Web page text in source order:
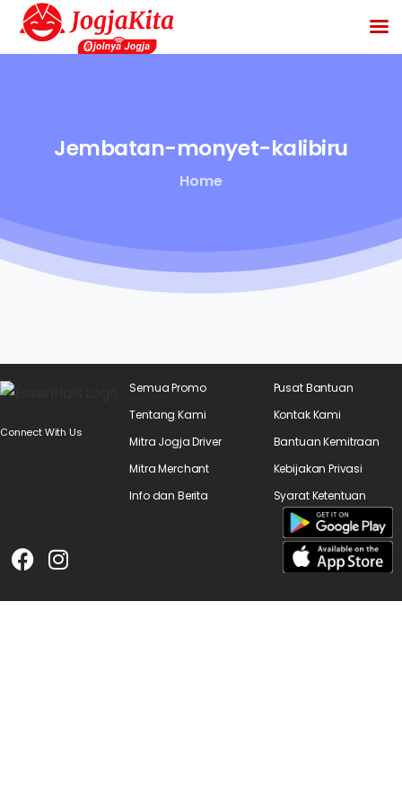
Jembatan-monyet-kalibiru
Home
Connect With Us
Semua Promo
Tentang Kami
Mitra Jogja Driver
Mitra Merchant
Info dan Berita
Pusat Bantuan
Kontak Kami
Bantuan Kemitraan
Kebijakan Privasi
Syarat Ketentuan